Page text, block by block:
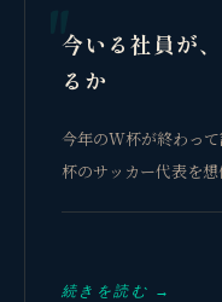
今いる社員が
るか
今年のW杯が終わっ
杯のサッカー代表を
続きを読む →